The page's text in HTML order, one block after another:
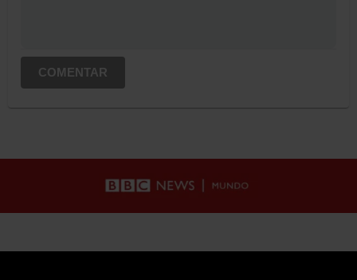
COMENTAR